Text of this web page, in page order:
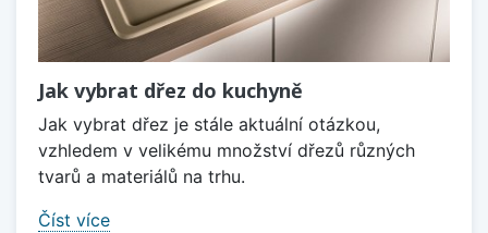
Jak vybrat dřez do kuchyně
Jak vybrat dřez je stále aktuální otázkou,
vzhledem v velikému množství dřezů různých
tvarů a materiálů na trhu.
Číst více